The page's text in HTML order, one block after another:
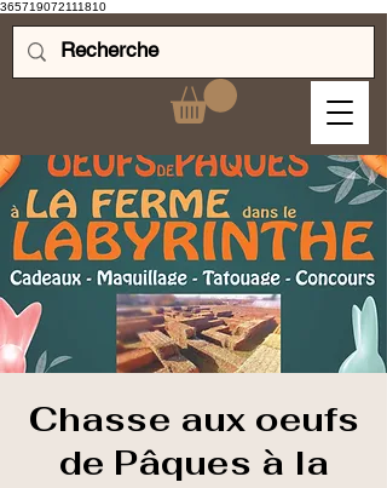
365719072111810
Chasse aux oeufs
de Pâques à la